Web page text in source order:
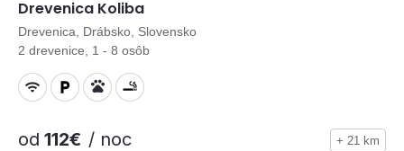
Drevenica Koliba
Drevenica, Drábsko, Slovensko
2 drevenice, 1 - 8 osôb
od 112€ / noc + 21 km